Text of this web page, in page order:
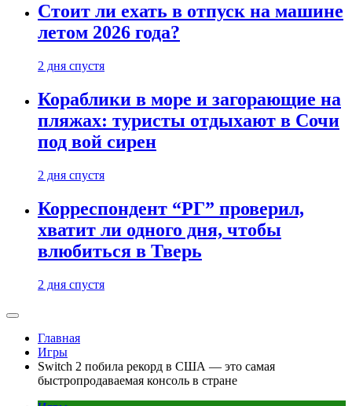
Стоит ли ехать в отпуск на машине
летом 2026 года?
2 дня спустя
Кораблики в море и загорающие на
пляжах: туристы отдыхают в Сочи
под вой сирен
2 дня спустя
Корреспондент “РГ” проверил,
хватит ли одного дня, чтобы
влюбиться в Тверь
2 дня спустя
Главная
Игры
Switch 2 побила рекорд в США — это самая
быстропродаваемая консоль в стране